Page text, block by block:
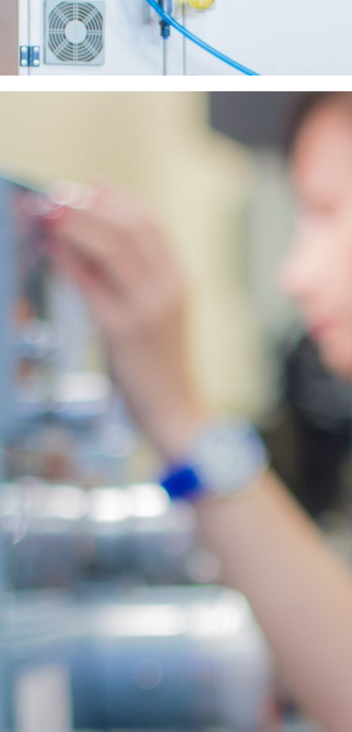
Transport i motoryzacja
Łożyska kulkowe, stożkowe i rolki napinaczy wykorzystywane są
w pojazdach, układach napędowych oraz urządzeniach
transportowych.
Łożyska walcowe, baryłkowe i zespoły łożyskowe pracują w
eksploatację.
Utrzymanie ruchu
Bogata oferta standardowych wymiarów pozwala na szybkie
serwisowanie maszyn oraz ograniczenie kosztów przestojów
produkcyjnych.
Przenośniki i systemy transportowe
Produkty BBC-R znajdują zastosowanie w rolkach transportowych,
przenośnikach taśmowych, liniach produkcyjnych i urządzeniach